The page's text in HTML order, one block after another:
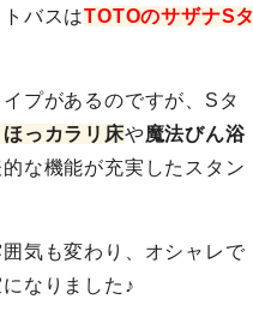
バスはTOTOのサザナSタ
プがあるのですが、Sタ
っカラリ床や魔法びん浴
な機能が充実したスタン
気も変わり、オシャレで
なりました♪